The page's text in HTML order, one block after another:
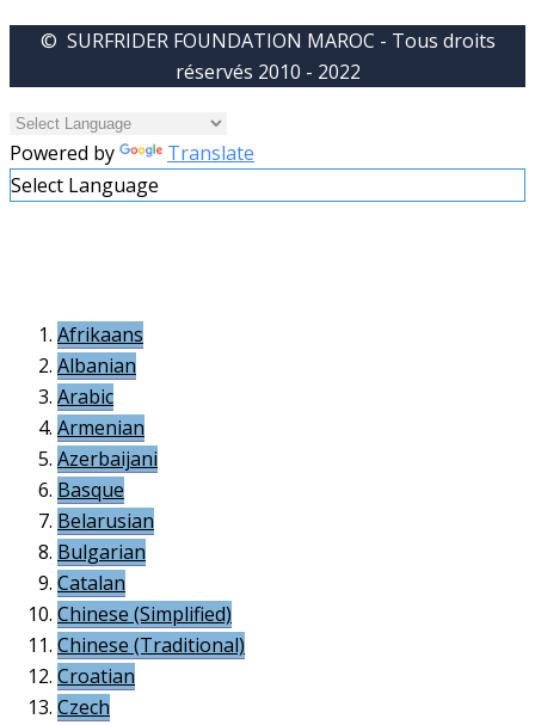
© SURFRIDER FOUNDATION MAROC - Tous droits
réservés 2010 - 2022
Powered by
Translate
Select Language
Afrikaans
Albanian
Arabic
Armenian
Azerbaijani
Basque
Belarusian
Bulgarian
Catalan
Chinese (Simplified)
Chinese (Traditional)
Croatian
Czech